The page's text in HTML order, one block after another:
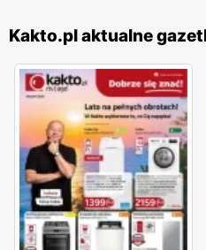
Kakto.pl aktualne